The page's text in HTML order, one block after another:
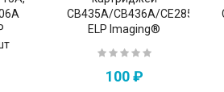
CB435A/CB436A/CE285A/
ELP Imaging®
100 ₽